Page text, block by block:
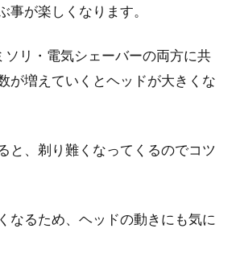
事が楽しくなります。
ソリ・電気シェーバーの両方に共
が増えていくとヘッドが大きくな
と、剃り難くなってくるのでコツ
なるため、ヘッドの動きにも気に